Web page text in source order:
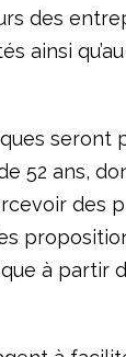
des
ainsi
seront
52 ans,
des
à partir